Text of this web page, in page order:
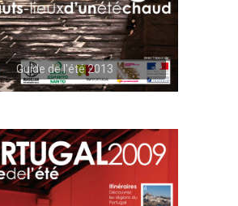
Guide de l'été 2013